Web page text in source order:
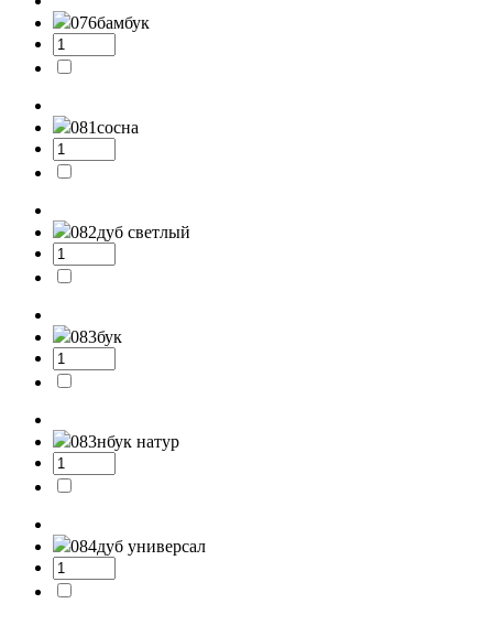
076бамбук
081сосна
082дуб светлый
083бук
083нбук натур
084дуб универсал